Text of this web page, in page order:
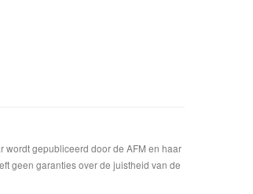
wordt gepubliceerd door de AFM en haar
geen garanties over de juistheid van de